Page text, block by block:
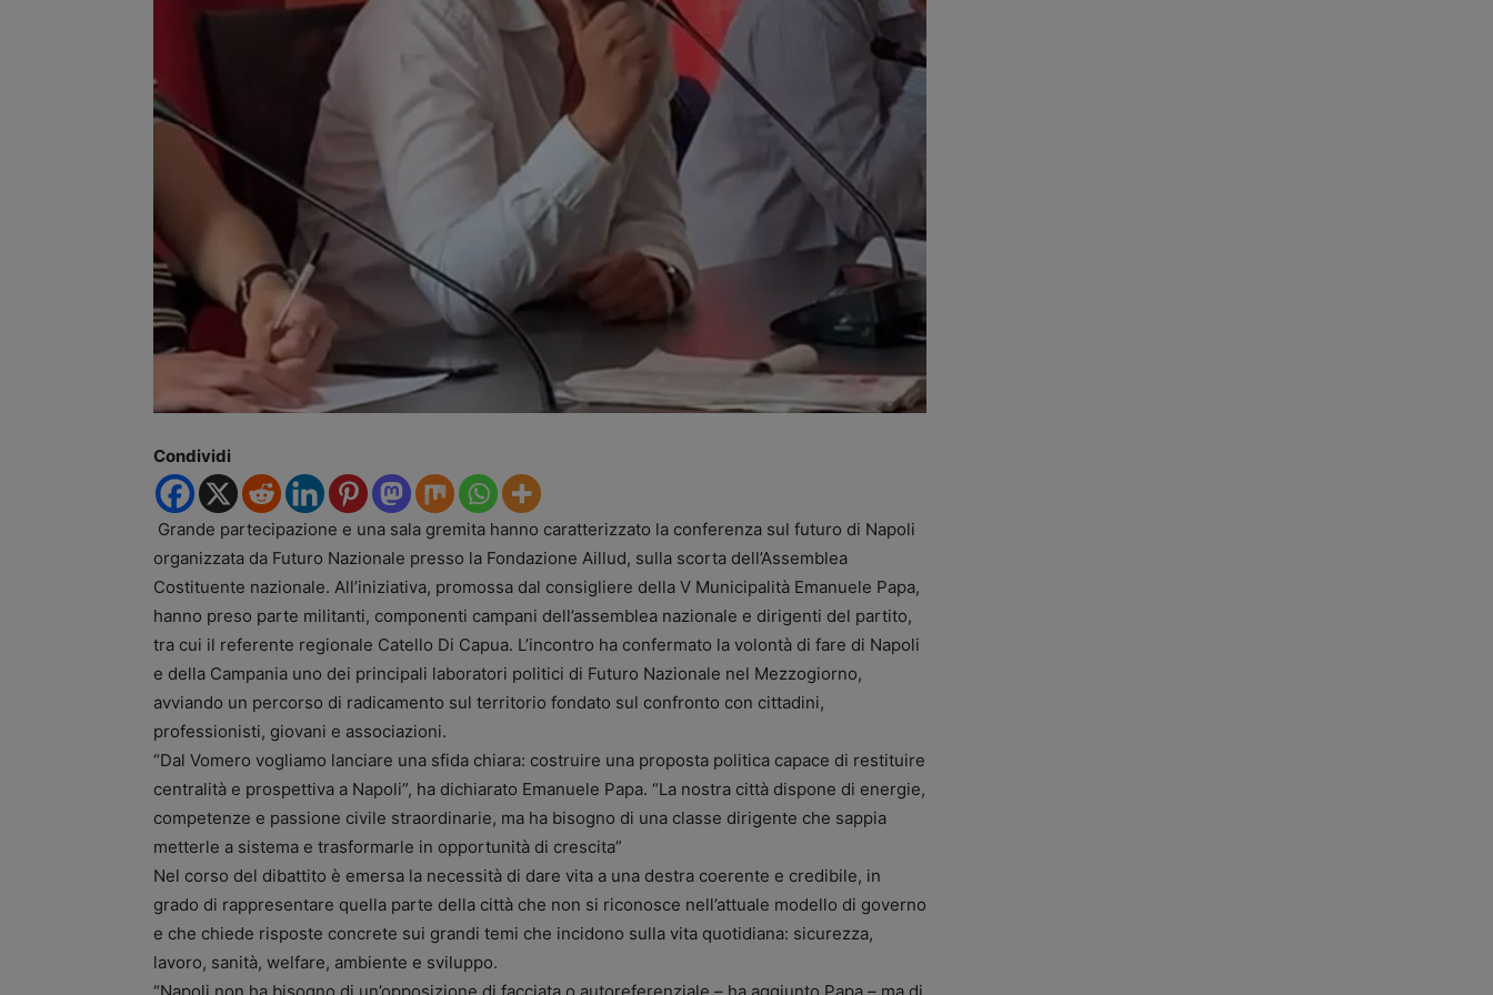
Condividi
Grande partecipazione e una sala gremita hanno caratterizzato la conferenza sul futuro di Napoli
organizzata da Futuro Nazionale presso la Fondazione Aillud, sulla scorta dell’Assemblea
Costituente nazionale. All’iniziativa, promossa dal consigliere della V Municipalità Emanuele Papa,
hanno preso parte militanti, componenti campani dell’assemblea nazionale e dirigenti del partito,
tra cui il referente regionale Catello Di Capua. L’incontro ha confermato la volontà di fare di Napoli
e della Campania uno dei principali laboratori politici di Futuro Nazionale nel Mezzogiorno,
avviando un percorso di radicamento sul territorio fondato sul confronto con cittadini,
professionisti, giovani e associazioni.
“Dal Vomero vogliamo lanciare una sfida chiara: costruire una proposta politica capace di restituire
centralità e prospettiva a Napoli”, ha dichiarato Emanuele Papa. “La nostra città dispone di energie,
competenze e passione civile straordinarie, ma ha bisogno di una classe dirigente che sappia
metterle a sistema e trasformarle in opportunità di crescita”
Nel corso del dibattito è emersa la necessità di dare vita a una destra coerente e credibile, in
grado di rappresentare quella parte della città che non si riconosce nell’attuale modello di governo
e che chiede risposte concrete sui grandi temi che incidono sulla vita quotidiana: sicurezza,
lavoro, sanità, welfare, ambiente e sviluppo.